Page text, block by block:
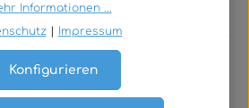
Informationen ...
Impressum
Konfigurieren